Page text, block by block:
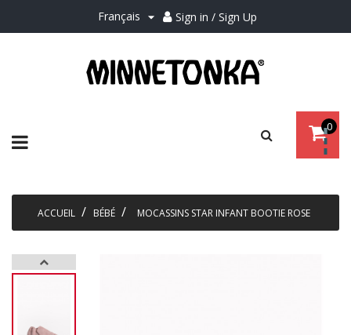
Français  Sign in / Sign Up
navigation
0
ACCUEIL BÉBÉ MOCASSINS STAR INFANT BOOTIE ROSE